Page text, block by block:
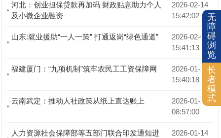
河北：创业担保贷款再加码 财政贴息助力个人
及小微企业融资
2026-02-14
15:42:02
山东:就业援助“一人一策” 打通返岗“绿色通道”
2026-02-06
15:41:13
福建厦门：“九项机制”筑牢农民工工资保障网
2026-01-28
15:40:18
云南武定：推动人社政策从纸上直达账上
2026-01-20
08:57:00
人力资源社会保障部等五部门联合印发通知进
2026-01-14
无
障
碍
浏
览
长
者
模
式